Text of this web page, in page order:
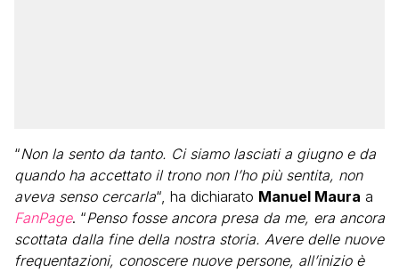
“Non la sento da tanto. Ci siamo lasciati a giugno e da
quando ha accettato il trono non l’ho più sentita, non
aveva senso cercarla“, ha dichiarato Manuel Maura a
FanPage. “Penso fosse ancora presa da me, era ancora
scottata dalla fine della nostra storia. Avere delle nuove
frequentazioni, conoscere nuove persone, all’inizio è